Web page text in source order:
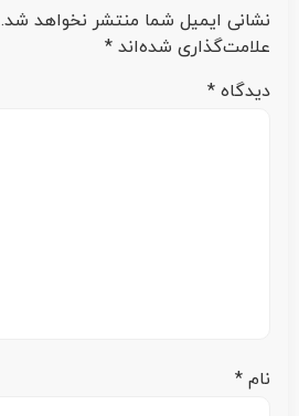
نشانی ایمیل شما منتشر نخواهد شد.
علامت‌گذاری شده‌اند *
دیدگاه *
نام *